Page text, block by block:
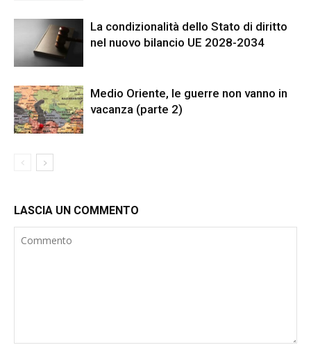
La condizionalità dello Stato di diritto
nel nuovo bilancio UE 2028-2034
Medio Oriente, le guerre non vanno in
vacanza (parte 2)
LASCIA UN COMMENTO